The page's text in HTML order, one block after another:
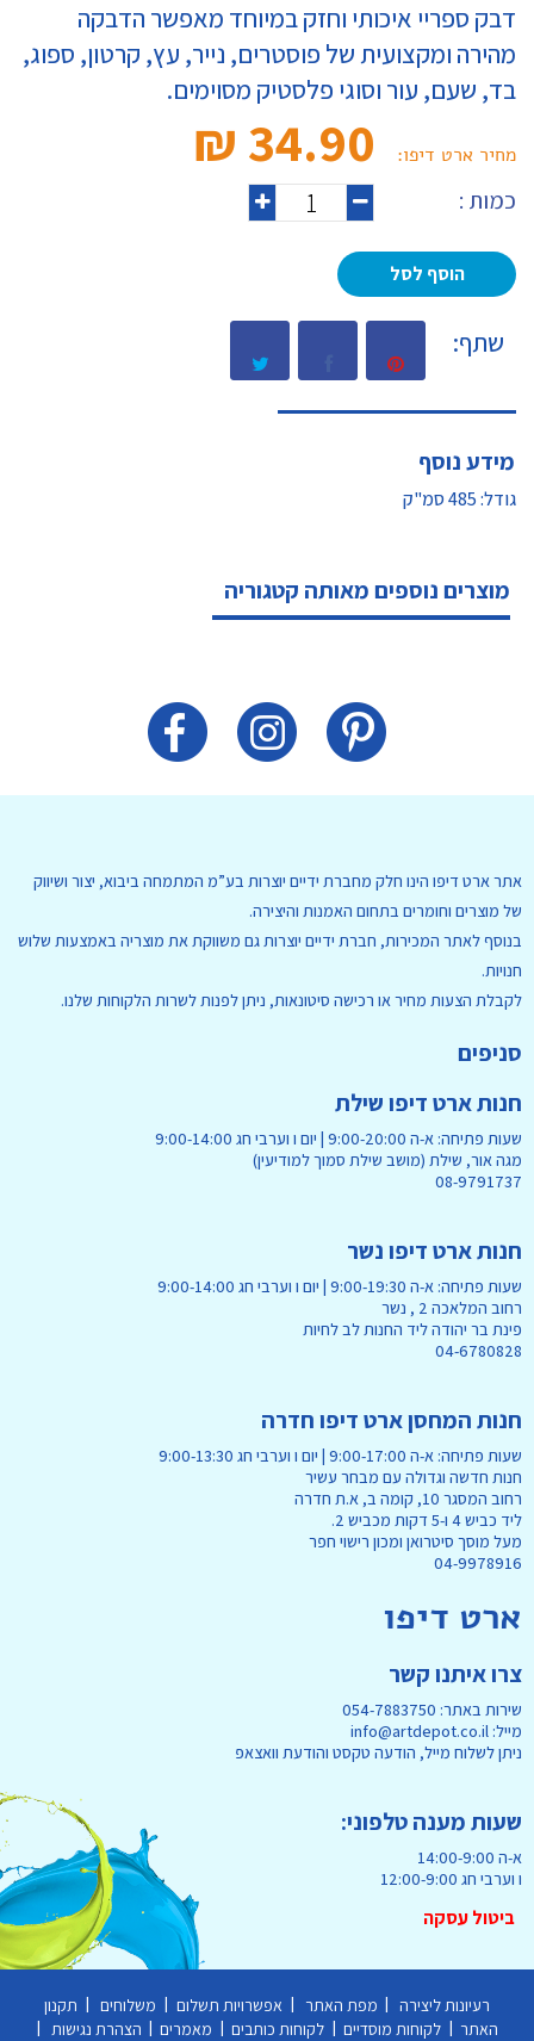
דבק ספריי איכותי וחזק במיוחד מאפשר הדבקה
מהירה ומקצועית של פוסטרים, נייר, עץ, קרטון, ספוג,
בד, שעם, עור וסוגי פלסטיק מסוימים.
מחיר ארט דיפו: 34.90 ₪‎
כמות :
הוסף לסל
שתף:
מידע נוסף
גודל: 485 סמ"ק
מוצרים נוספים מאותה קטגוריה
אתר ארט דיפו הינו חלק מחברת ידיים יוצרות בע”מ המתמחה ביבוא, יצור ושיווק
של מוצרים וחומרים בתחום האמנות והיצירה.
בנוסף לאתר המכירות, חברת ידיים יוצרות גם משווקת את מוצריה באמצעות שלוש
חנויות.
לקבלת הצעות מחיר או רכישה סיטונאות, ניתן לפנות לשרות הלקוחות שלנו.
סניפים
חנות ארט דיפו שילת
שעות פתיחה: א-ה 9:00-20:00 | יום ו וערבי חג 9:00-14:00
מגה אור, שילת (מושב שילת סמוך למודיעין)
08-9791737
חנות ארט דיפו נשר
שעות פתיחה: א-ה 9:00-19:30 | יום ו וערבי חג 9:00-14:00
רחוב המלאכה 2 , נשר
פינת בר יהודה ליד החנות לב לחיות
04-6780828
חנות המחסן ארט דיפו חדרה
שעות פתיחה: א-ה 9:00-17:00 | יום ו וערבי חג 9:00-13:30
חנות חדשה וגדולה עם מבחר עשיר
רחוב המסגר 10, קומה ב, א.ת חדרה
ליד כביש 4 ו-5 דקות מכביש 2.
מעל מוסך סיטרואן ומכון רישוי חפר
04-9978916
ארט דיפו
צרו איתנו קשר
שירות באתר: 054-7883750
מייל: info@artdepot.co.il
ניתן לשלוח מייל, הודעה טקסט והודעת וואצאפ
שעות מענה טלפוני:
א-ה 14:00-9:00
ו וערבי חג 12:00-9:00
ביטול עסקה
רעיונות ליצירה | מפת האתר | אפשרויות תשלום | משלוחים | תקנון
האתר | לקוחות מוסדיים | לקוחות כותבים | מאמרים | הצהרת נגישות |